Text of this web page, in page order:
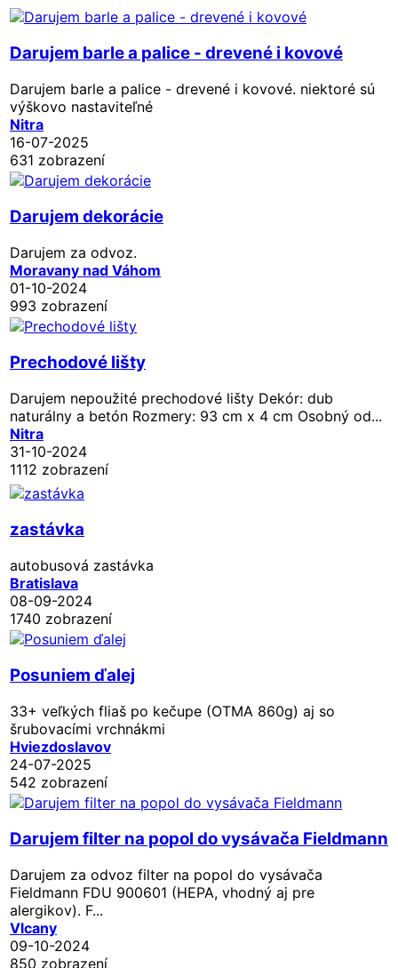
Darujem barle a palice - drevené i kovové
Darujem barle a palice - drevené i kovové. niektoré sú
výškovo nastaviteľné
Nitra
16-07-2025
631 zobrazení
Darujem dekorácie
Darujem za odvoz.
Moravany nad Váhom
01-10-2024
993 zobrazení
Prechodové lišty
Darujem nepoužité prechodové lišty Dekór: dub
naturálny a betón Rozmery: 93 cm x 4 cm Osobný od...
Nitra
31-10-2024
1112 zobrazení
zastávka
autobusová zastávka
Bratislava
08-09-2024
1740 zobrazení
Posuniem ďalej
33+ veľkých fliaš po kečupe (OTMA 860g) aj so
šrubovacími vrchnákmi
Hviezdoslavov
24-07-2025
542 zobrazení
Darujem filter na popol do vysávača Fieldmann
Darujem za odvoz filter na popol do vysávača
Fieldmann FDU 900601 (HEPA, vhodný aj pre
alergikov). F...
Vlcany
09-10-2024
850 zobrazení